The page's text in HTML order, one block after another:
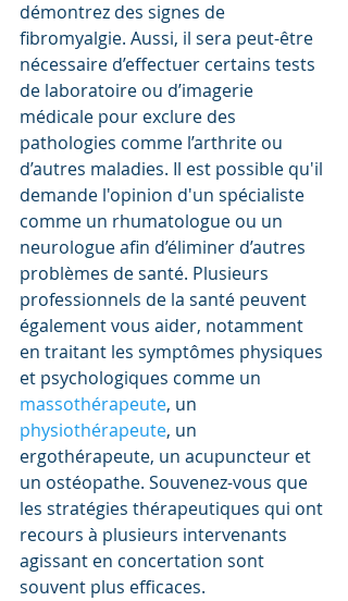
démontrez des signes de
fibromyalgie. Aussi, il sera peut-être
nécessaire d’effectuer certains tests
de laboratoire ou d’imagerie
médicale pour exclure des
pathologies comme l’arthrite ou
d’autres maladies. Il est possible qu'il
demande l'opinion d'un spécialiste
comme un rhumatologue ou un
neurologue afin d’éliminer d’autres
problèmes de santé. Plusieurs
professionnels de la santé peuvent
également vous aider, notamment
en traitant les symptômes physiques
et psychologiques comme un
massothérapeute, un
physiothérapeute, un
ergothérapeute, un acupuncteur et
un ostéopathe. Souvenez-vous que
les stratégies thérapeutiques qui ont
recours à plusieurs intervenants
agissant en concertation sont
souvent plus efficaces.